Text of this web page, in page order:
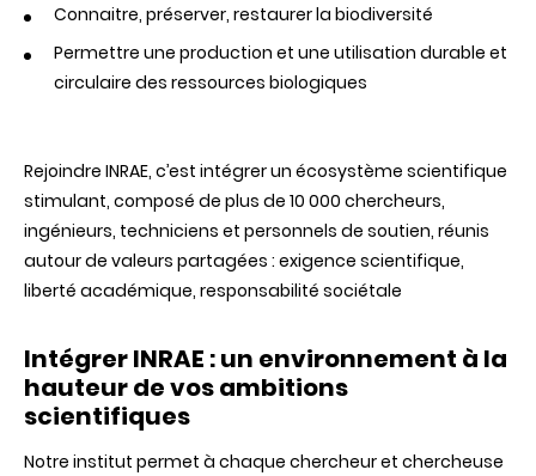
Connaitre, préserver, restaurer la biodiversité
Permettre une production et une utilisation durable et
circulaire des ressources biologiques
Rejoindre INRAE, c’est intégrer un écosystème scientifique
stimulant, composé de plus de 10 000 chercheurs,
ingénieurs, techniciens et personnels de soutien, réunis
autour de valeurs partagées : exigence scientifique,
liberté académique, responsabilité sociétale
Intégrer INRAE : un environnement à la
hauteur de vos ambitions
scientifiques
Notre institut permet à chaque chercheur et chercheuse